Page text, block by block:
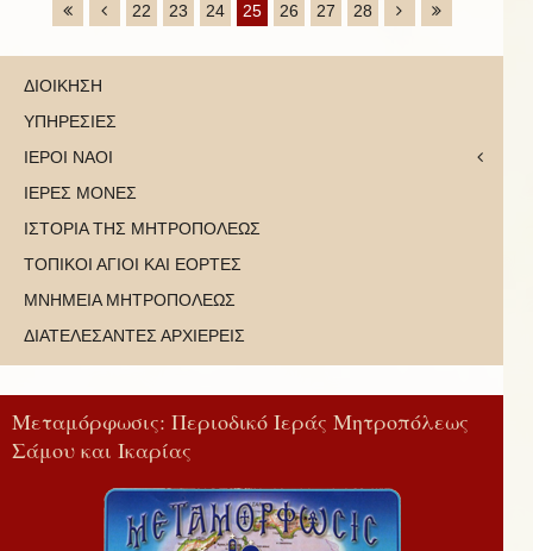
22 23 24 25 26 27 28
ΔΙΟΙΚΗΣΗ
ΥΠΗΡΕΣΙΕΣ
ΙΕΡΟΙ ΝΑΟΙ
ΙΕΡΕΣ ΜΟΝΕΣ
ΙΣΤΟΡΙΑ ΤΗΣ ΜΗΤΡΟΠΟΛΕΩΣ
ΤΟΠΙΚΟΙ ΑΓΙΟΙ ΚΑΙ ΕΟΡΤΕΣ
ΜΝΗΜΕΙΑ ΜΗΤΡΟΠΟΛΕΩΣ
ΔΙΑΤΕΛΕΣΑΝΤΕΣ ΑΡΧΙΕΡΕΙΣ
Μεταμόρφωσις: Περιοδικό Ιεράς Μητροπόλεως
Σάμου και Ικαρίας